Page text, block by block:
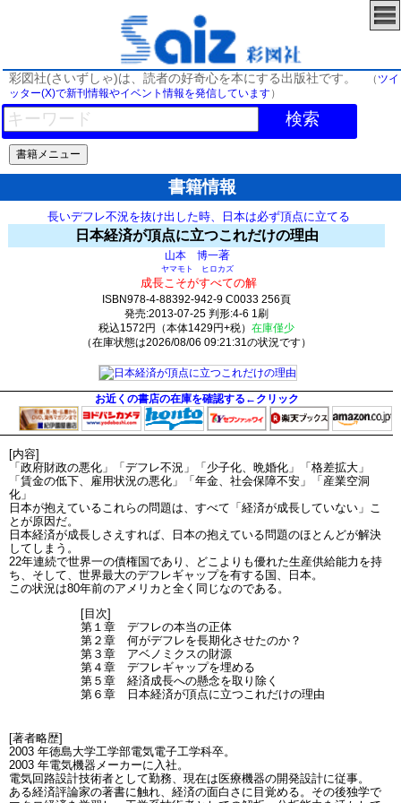
彩図社(さいずしゃ)は、読者の好奇心を本にする出版社です。 （ ツイ
ッター(X)で新刊情報やイベント情報を発信しています）
検索
書籍情報
長いデフレ不況を抜け出した時、日本は必ず頂点に立てる
日本経済が頂点に立つこれだけの理由
山本 博一著
ヤマモト ヒロカズ
成長こそがすべての解
ISBN978-4-88392-942-9 C0033 256頁
発売:2013-07-25 判形:4-6 1刷
税込1572円（本体1429円+税）在庫僅少
（在庫状態は2026/08/06 09:21:31の状況です）
お近くの書店の在庫を確認する←クリック
[内容]
「政府財政の悪化」「デフレ不況」「少子化、晩婚化」「格差拡大」
「賃金の低下、雇用状況の悪化」「年金、社会保障不安」「産業空洞
化」
日本が抱えているこれらの問題は、すべて「経済が成長していない」こ
とが原因だ。
日本経済が成長しさえすれば、日本の抱えている問題のほとんどが解決
してしまう。
22年連続で世界一の債権国であり、どこよりも優れた生産供給能力を持
ち、そして、世界最大のデフレギャップを有する国、日本。
この状況は80年前のアメリカと全く同じなのである。
[目次]
第１章 デフレの本当の正体
第２章 何がデフレを長期化させたのか？
第３章 アベノミクスの財源
第４章 デフレギャップを埋める
第５章 経済成長への懸念を取り除く
第６章 日本経済が頂点に立つこれだけの理由
[著者略歴]
2003 年徳島大学工学部電気電子工学科卒。
2003 年電気機器メーカーに入社。
電気回路設計技術者として勤務、現在は医療機器の開発設計に従事。
ある経済評論家の著書に触れ、経済の面白さに目覚める。その後独学で